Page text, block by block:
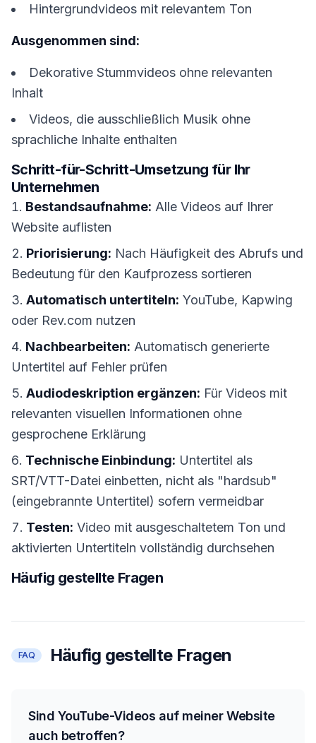
Hintergrundvideos mit relevantem Ton
Ausgenommen sind:
Dekorative Stummvideos ohne relevanten
Inhalt
Videos, die ausschließlich Musik ohne
sprachliche Inhalte enthalten
Schritt-für-Schritt-Umsetzung für Ihr
Unternehmen
Bestandsaufnahme: Alle Videos auf Ihrer
Website auflisten
Priorisierung: Nach Häufigkeit des Abrufs und
Bedeutung für den Kaufprozess sortieren
Automatisch untertiteln: YouTube, Kapwing
oder Rev.com nutzen
Nachbearbeiten: Automatisch generierte
Untertitel auf Fehler prüfen
Audiodeskription ergänzen: Für Videos mit
relevanten visuellen Informationen ohne
gesprochene Erklärung
Technische Einbindung: Untertitel als
SRT/VTT-Datei einbetten, nicht als "hardsub"
(eingebrannte Untertitel) sofern vermeidbar
Testen: Video mit ausgeschaltetem Ton und
aktivierten Untertiteln vollständig durchsehen
Häufig gestellte Fragen
FAQ Häufig gestellte Fragen
Sind YouTube-Videos auf meiner Website
auch betroffen?